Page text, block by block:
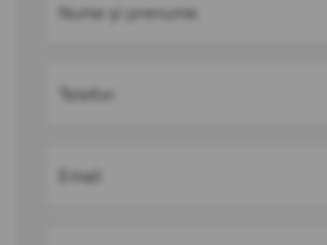
Nume și prenume
Telefon
Email